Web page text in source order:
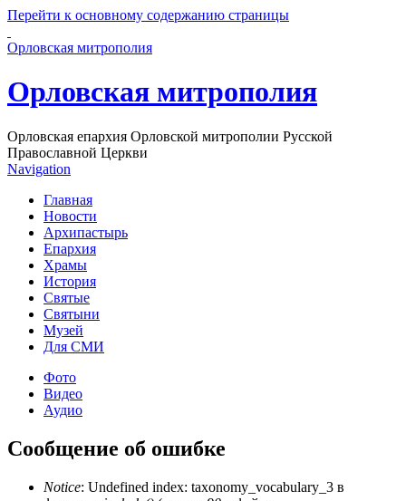
Перейти к основному содержанию страницы
Орловская митрополия
Орловская митрополия
Орловская епархия Орловской митрополии Русской
Православной Церкви
Navigation
Главная
Новости
Архипастырь
Епархия
Храмы
История
Святые
Святыни
Музей
Для СМИ
Фото
Видео
Аудио
Сообщение об ошибке
Notice: Undefined index: taxonomy_vocabulary_3 в